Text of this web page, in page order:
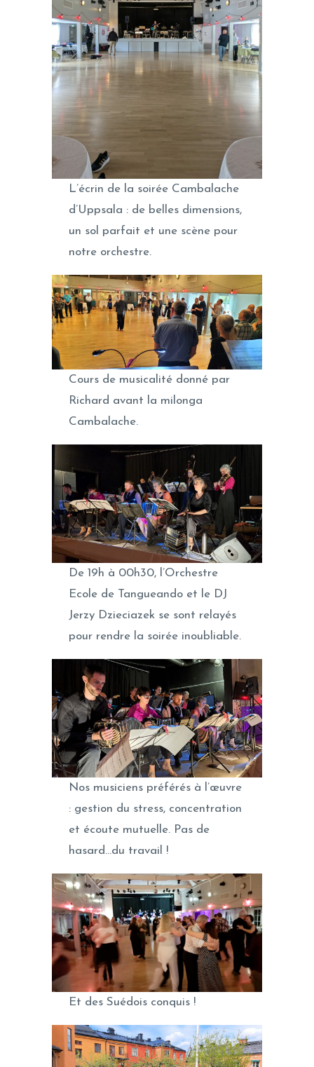
L’écrin de la soirée Cambalache
d’Uppsala : de belles dimensions,
un sol parfait et une scène pour
notre orchestre.
Cours de musicalité donné par
Richard avant la milonga
Cambalache.
De 19h à 00h30, l’Orchestre
Ecole de Tangueando et le DJ
Jerzy Dzieciazek se sont relayés
pour rendre la soirée inoubliable.
Nos musiciens préférés à l’œuvre
: gestion du stress, concentration
et écoute mutuelle. Pas de
hasard…du travail !
Et des Suédois conquis !